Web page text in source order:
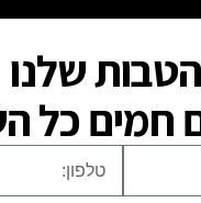
שלנו
חמים כל